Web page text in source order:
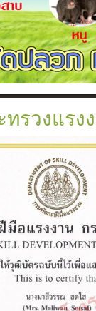
นวคาน
รวงแรง